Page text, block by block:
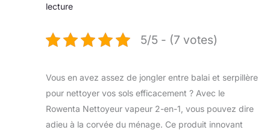
lecture
5/5 - (7 votes)
Vous en avez assez de jongler entre balai et serpillère
pour nettoyer vos sols efficacement ? Avec le
Rowenta Nettoyeur vapeur 2-en-1, vous pouvez dire
adieu à la corvée du ménage. Ce produit innovant